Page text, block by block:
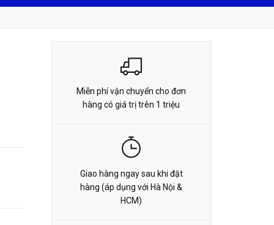
Miễn phí vận chuyển cho đơn
hàng có giá trị trên 1 triệu
Giao hàng ngay sau khi đặt
hàng (áp dụng với Hà Nội &
HCM)